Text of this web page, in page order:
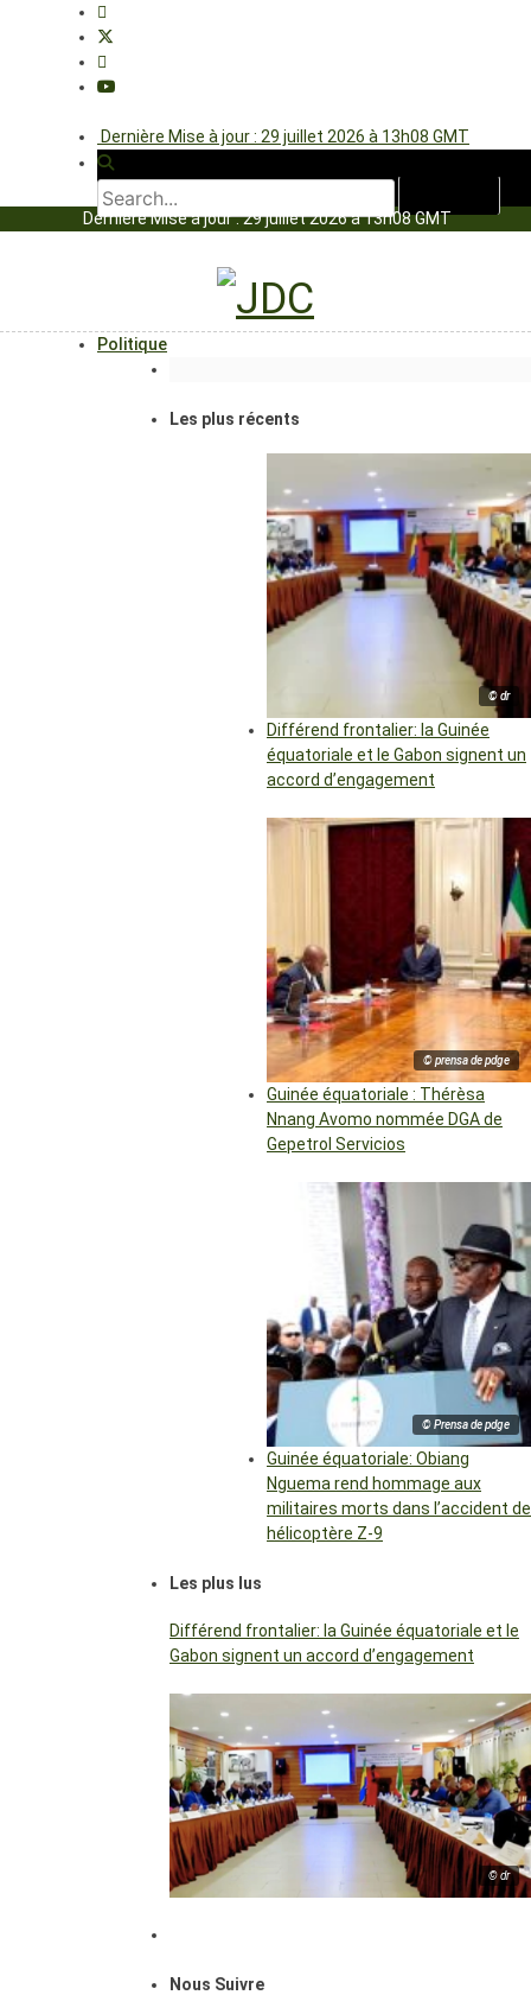
Dernière Mise à jour : 29 juillet 2026 à 13h08 GMT
Dernière Mise à jour : 29 juillet 2026 à 13h08 GMT
Politique
Les plus récents
© dr
Différend frontalier: la Guinée
équatoriale et le Gabon signent un
accord d’engagement
© prensa de pdge
Guinée équatoriale : Thérèsa
Nnang Avomo nommée DGA de
Gepetrol Servicios
© Prensa de pdge
Guinée équatoriale: Obiang
Nguema rend hommage aux
militaires morts dans l’accident de
hélicoptère Z-9
Les plus lus
Différend frontalier: la Guinée équatoriale et le
Gabon signent un accord d’engagement
© dr
Nous Suivre